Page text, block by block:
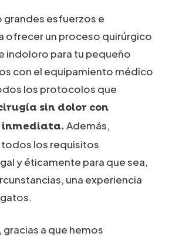
grandes esfuerzos e
ofrecer un proceso quirúrgico
indoloro para tu pequeño
con el equipamiento médico
los protocolos que
sin dolor con
inmediata. Además,
los requisitos
y éticamente para que sea,
una experiencia
a que hemos